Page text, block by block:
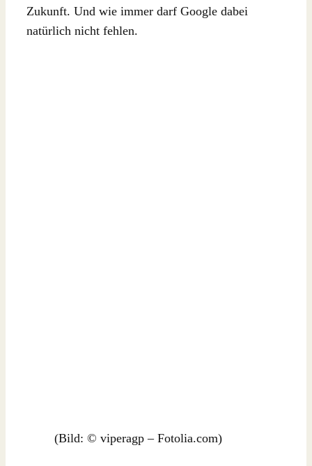
Zukunft. Und wie immer darf Google dabei
natürlich nicht fehlen.
(Bild: © viperagp – Fotolia.com)